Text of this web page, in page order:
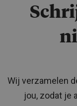
Wij verzamelen
jou, zodat je